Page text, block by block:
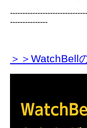
---------------
＞＞WatchBell